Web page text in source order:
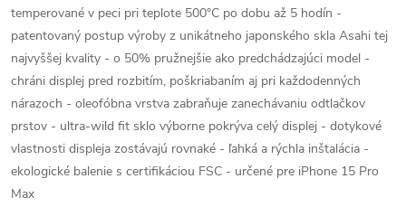
temperované v peci pri teplote 500°C po dobu až 5 hodín -
patentovaný postup výroby z unikátneho japonského skla Asahi tej
najvyššej kvality - o 50% pružnejšie ako predchádzajúci model -
chráni displej pred rozbitím, poškriabaním aj pri každodenných
nárazoch - oleofóbna vrstva zabraňuje zanechávaniu odtlačkov
prstov - ultra-wild fit sklo výborne pokrýva celý displej - dotykové
vlastnosti displeja zostávajú rovnaké - ľahká a rýchla inštalácia -
ekologické balenie s certifikáciou FSC - určené pre iPhone 15 Pro
Max